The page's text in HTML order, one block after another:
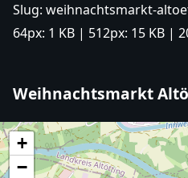
Slug: weihnachtsmarkt-
64px: 1 KB | 512px: 15 KB |
Weihnachtsmarkt
+
−